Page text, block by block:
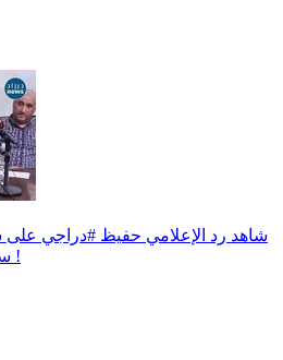
شاهد رد الإعلامي حفيظ #دراجي
سبورت بعد وصوله لسن الـ60 !